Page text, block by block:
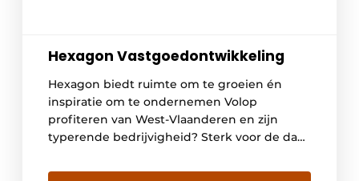
Hexagon Vastgoedontwikkeling
Hexagon biedt ruimte om te groeien én
inspiratie om te ondernemen Volop
profiteren van West-Vlaanderen en zijn
typerende bedrijvigheid? Sterk voor de dag
Antwerpen? Met zijn duurzame kmo-units